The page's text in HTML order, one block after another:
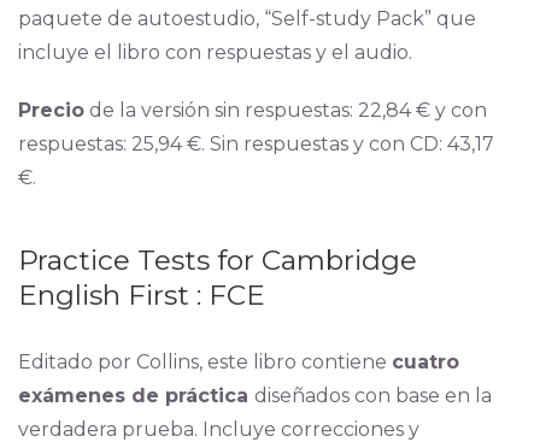
paquete de autoestudio, “Self-study Pack” que
incluye el libro con respuestas y el audio.
Preciode la versión sin respuestas: 22,84 € y con
respuestas: 25,94 €. Sin respuestas y con CD: 43,17
€.
Practice Tests for Cambridge
English First : FCE
Editado por Collins, este libro contiene cuatro
exámenes de práctica diseñados con base en la
verdadera prueba. Incluye correcciones y